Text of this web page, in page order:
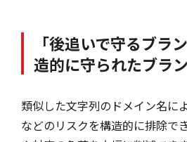
「後追いで守るブラ
造的に守られたブラ
類似した文字列のドメイン名に
などのリスクを構造的に排除で